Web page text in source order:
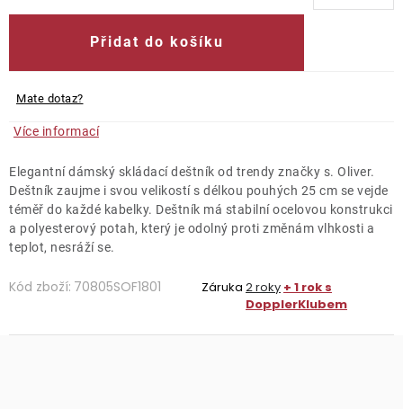
Přidat do košíku
Mate dotaz?
Více informací
Elegantní dámský skládací deštník od trendy značky s. Oliver.
Deštník zaujme i svou velikostí s délkou pouhých 25 cm se vejde
téměř do každé kabelky. Deštník má stabilní ocelovou konstrukci
a polyesterový potah, který je odolný proti změnám vlhkosti a
teplot, nesráží se.
Kód zboží: 70805SOF1801 Záruka 2 roky + 1 rok s
DopplerKlubem